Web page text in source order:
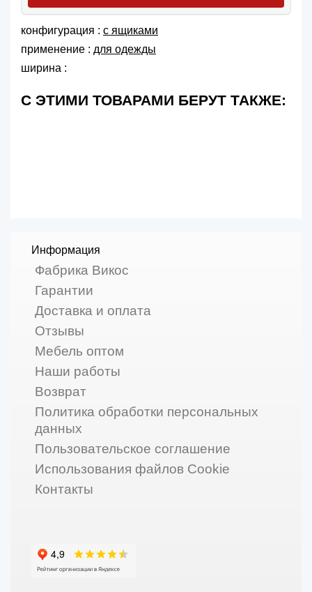
конфигурация : с ящиками
применение : для одежды
ширина :
С ЭТИМИ ТОВАРАМИ БЕРУТ ТАКЖЕ:
Информация
Фабрика Викос
Гарантии
Доставка и оплата
Отзывы
Мебель оптом
Наши работы
Возврат
Политика обработки персональных
данных
Пользовательское соглашение
Использования файлов Cookie
Контакты